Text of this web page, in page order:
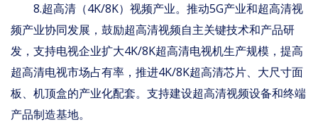
8.超高清（4K/8K）视频产业。推动5G产业和超高清视
频产业协同发展，鼓励超高清视频自主关键技术和产品研
发，支持电视企业扩大4K/8K超高清电视机生产规模，提高
超高清电视市场占有率，推进4K/8K超高清芯片、大尺寸面
板、机顶盒的产业化配套。支持建设超高清视频设备和终端
产品制造基地。